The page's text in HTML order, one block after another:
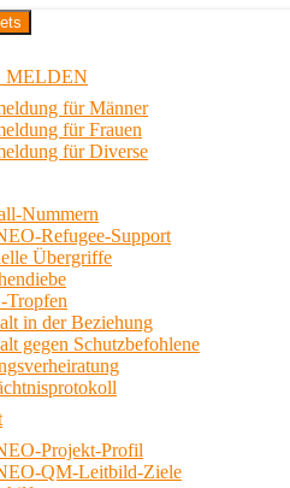
in Berlin
MELDEN
für Männer
für Frauen
für Diverse
Nummern
Refugee-Support
Übergriffe
Tropfen
in der Beziehung
gegen Schutzbefohlene
Projekt-Profil
QM-Leitbild-Ziele